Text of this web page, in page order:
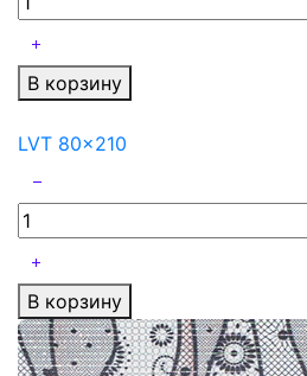
В корзину
LVT 80x210
В корзину